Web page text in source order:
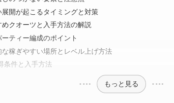
展開が起こるタイミングと対策
めクオーツと入手方法の解説
ーティー編成のポイント
な稼ぎやすい場所とレベル上げ方法
条件と入手方法
もっと見る